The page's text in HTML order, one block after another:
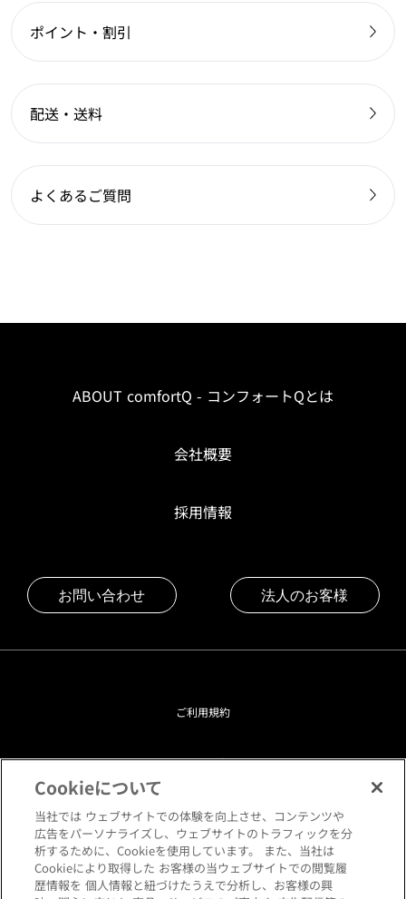
ポイント・割引
配送・送料
よくあるご質問
ABOUT comfortQ - コンフォートQとは
会社概要
採用情報
お問い合わせ 法人のお客様
ご利用規約
プライバシーポリシー
クッキーポリシー
閲覧環境について
Cookieについて
当社では ウェブサイトでの体験を向上させ、コンテンツや
広告をパーソナライズし、ウェブサイトのトラフィックを分
析するために、Cookieを使用しています。 また、当社は
Cookieにより取得した お客様の当ウェブサイトでの閲覧履
歴情報を 個人情報と紐づけたうえで分析し、お客様の興